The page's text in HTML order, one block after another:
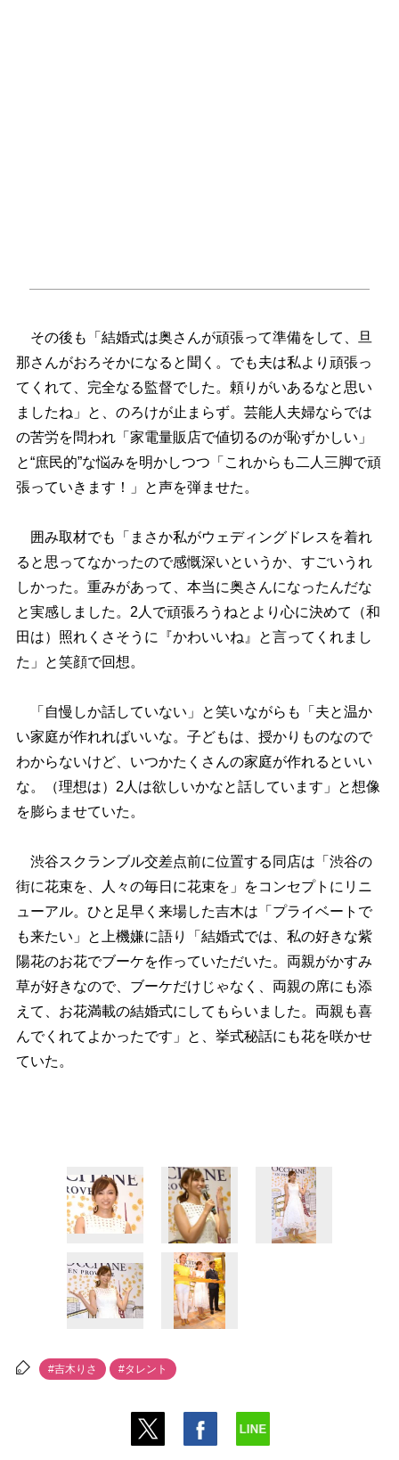
その後も「結婚式は奥さんが頑張って準備をして、旦
那さんがおろそかになると聞く。でも夫は私より頑張っ
てくれて、完全なる監督でした。頼りがいあるなと思い
ましたね」と、のろけが止まらず。芸能人夫婦ならでは
の苦労を問われ「家電量販店で値切るのが恥ずかしい」
と“庶民的”な悩みを明かしつつ「これからも二人三脚で頑
張っていきます！」と声を弾ませた。
囲み取材でも「まさか私がウェディングドレスを着れ
ると思ってなかったので感慨深いというか、すごいうれ
しかった。重みがあって、本当に奥さんになったんだな
と実感しました。2人で頑張ろうねとより心に決めて（和
田は）照れくさそうに『かわいいね』と言ってくれまし
た」と笑顔で回想。
「自慢しか話していない」と笑いながらも「夫と温か
い家庭が作れればいいな。子どもは、授かりものなので
わからないけど、いつかたくさんの家庭が作れるといい
な。（理想は）2人は欲しいかなと話しています」と想像
を膨らませていた。
渋谷スクランブル交差点前に位置する同店は「渋谷の
街に花束を、人々の毎日に花束を」をコンセプトにリニ
ューアル。ひと足早く来場した吉木は「プライベートで
も来たい」と上機嫌に語り「結婚式では、私の好きな紫
陽花のお花でブーケを作っていただいた。両親がかすみ
草が好きなので、ブーケだけじゃなく、両親の席にも添
えて、お花満載の結婚式にしてもらいました。両親も喜
んでくれてよかったです」と、挙式秘話にも花を咲かせ
ていた。
#吉木りさ #タレント